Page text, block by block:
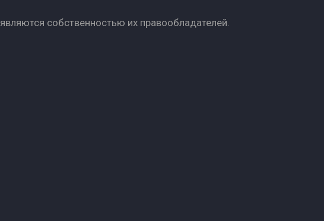
собственностью их правообладателей.